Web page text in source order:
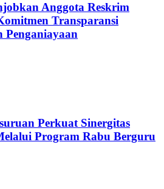
Anggota Reskrim
Transparansi
Penganiayaan
Perkuat Sinergitas
Program Rabu Berguru